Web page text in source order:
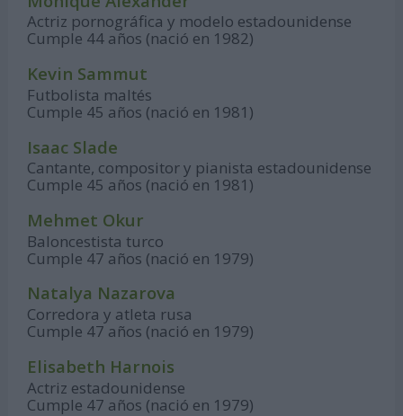
Actriz pornográfica y modelo estadounidense
Cumple 44 años (nació en 1982)
Kevin Sammut
Futbolista maltés
Cumple 45 años (nació en 1981)
Isaac Slade
Cantante, compositor y pianista estadounidense
Cumple 45 años (nació en 1981)
Mehmet Okur
Baloncestista turco
Cumple 47 años (nació en 1979)
Natalya Nazarova
Corredora y atleta rusa
Cumple 47 años (nació en 1979)
Elisabeth Harnois
Actriz estadounidense
Cumple 47 años (nació en 1979)